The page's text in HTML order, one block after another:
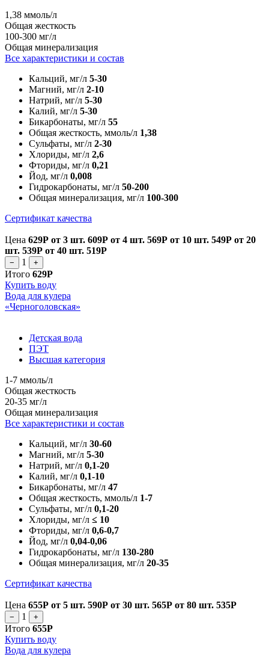
1,38 ммоль/л
Общая жесткость
100-300 мг/л
Общая минерализация
Все характеристики и состав
Кальций, мг/л 5-30
Магний, мг/л 2-10
Натрий, мг/л 5-30
Калий, мг/л 5-30
Бикарбонаты, мг/л 55
Общая жесткость, ммоль/л 1,38
Сульфаты, мг/л 2-30
Хлориды, мг/л 2,6
Фториды, мг/л 0,21
Йод, мг/л 0,008
Гидрокарбонаты, мг/л 50-200
Общая минерализация, мг/л 100-300
Сертификат качества
Цена 629Р от 3 шт. 609Р от 4 шт. 569Р от 10 шт. 549Р от 20
шт. 539Р от 40 шт. 519Р
− 1 +
Итого 629Р
Купить воду
Вода для кулера
«Черноголовская»
Детская вода
ПЭТ
Высшая категория
1-7 ммоль/л
Общая жесткость
20-35 мг/л
Общая минерализация
Все характеристики и состав
Кальций, мг/л 30-60
Магний, мг/л 5-30
Натрий, мг/л 0,1-20
Калий, мг/л 0,1-10
Бикарбонаты, мг/л 47
Общая жесткость, ммоль/л 1-7
Сульфаты, мг/л 0,1-20
Хлориды, мг/л ≤ 10
Фториды, мг/л 0,6-0,7
Йод, мг/л 0,04-0,06
Гидрокарбонаты, мг/л 130-280
Общая минерализация, мг/л 20-35
Сертификат качества
Цена 655Р от 5 шт. 590Р от 30 шт. 565Р от 80 шт. 535Р
− 1 +
Итого 655Р
Купить воду
Вода для кулера